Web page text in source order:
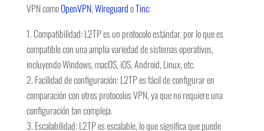
VPN comoOpenVPN,WireguardoTinc:
Compatibilidad: L2TP es un protocolo estándar, por lo que es
compatible con una amplia variedad de sistemas operativos,
incluyendo Windows, macOS, iOS, Android, Linux, etc.
Facilidad de configuración: L2TP es fácil de configurar en
comparación con otros protocolos VPN, ya que no requiere una
configuración tan compleja.
Escalabilidad: L2TP es escalable, lo que significa que puede